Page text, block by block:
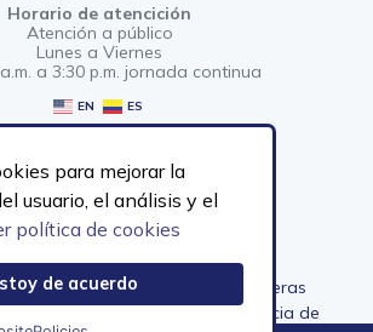
para mejorar la
usuario, el análisis y el
política de cookies
de acuerdo
Horario de atencición
Atención a público
Lunes a Viernes
a 3:30 p.m. jornada continua
EN ES
Aliados
ASOPAGOS
ASOCAJAS
Cajas sin fronteras
Superintendencia de